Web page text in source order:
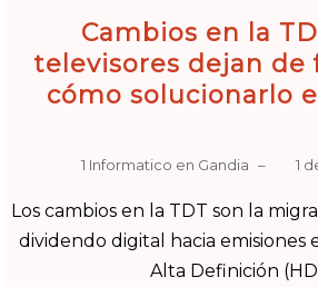
Cambios en la
televisores dejan de
cómo solucionarlo
1 Informatico en Gandia – 1
Los cambios en la TDT son la
dividendo digital hacia emisiones
Alta Definición